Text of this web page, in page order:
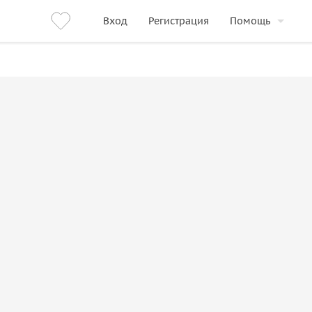
Вход Регистрация Помощь